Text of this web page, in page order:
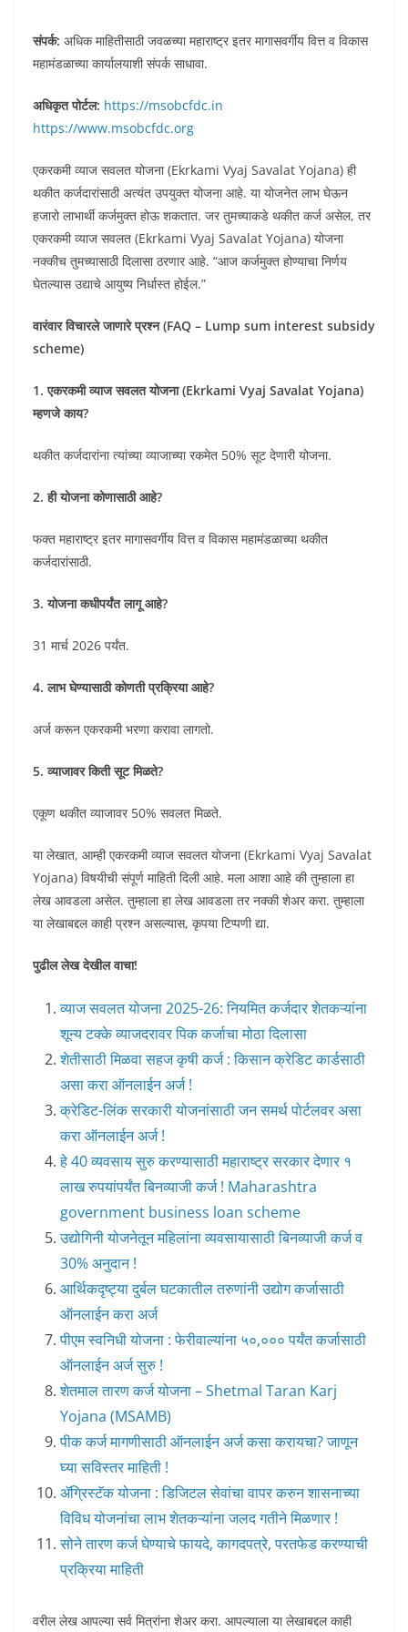
संपर्क: अधिक माहितीसाठी जवळच्या महाराष्ट्र इतर मागासवर्गीय वित्त व विकास
महामंडळाच्या कार्यालयाशी संपर्क साधावा.
अधिकृत पोर्टल: https://msobcfdc.in
https://www.msobcfdc.org
एकरकमी व्याज सवलत योजना (Ekrkami Vyaj Savalat Yojana) ही
थकीत कर्जदारांसाठी अत्यंत उपयुक्त योजना आहे. या योजनेत लाभ घेऊन
हजारो लाभार्थी कर्जमुक्त होऊ शकतात. जर तुमच्याकडे थकीत कर्ज असेल, तर
एकरकमी व्याज सवलत (Ekrkami Vyaj Savalat Yojana) योजना
नक्कीच तुमच्यासाठी दिलासा ठरणार आहे. “आज कर्जमुक्त होण्याचा निर्णय
घेतल्यास उद्याचे आयुष्य निर्धास्त होईल.”
वारंवार विचारले जाणारे प्रश्न (FAQ – Lump sum interest subsidy
scheme)
1. एकरकमी व्याज सवलत योजना (Ekrkami Vyaj Savalat Yojana)
म्हणजे काय?
थकीत कर्जदारांना त्यांच्या व्याजाच्या रकमेत 50% सूट देणारी योजना.
2. ही योजना कोणासाठी आहे?
फक्त महाराष्ट्र इतर मागासवर्गीय वित्त व विकास महामंडळाच्या थकीत
कर्जदारांसाठी.
3. योजना कधीपर्यंत लागू आहे?
31 मार्च 2026 पर्यंत.
4. लाभ घेण्यासाठी कोणती प्रक्रिया आहे?
अर्ज करून एकरकमी भरणा करावा लागतो.
5. व्याजावर किती सूट मिळते?
एकूण थकीत व्याजावर 50% सवलत मिळते.
या लेखात, आम्ही एकरकमी व्याज सवलत योजना (Ekrkami Vyaj Savalat
Yojana) विषयीची संपूर्ण माहिती दिली आहे. मला आशा आहे की तुम्हाला हा
लेख आवडला असेल. तुम्हाला हा लेख आवडला तर नक्की शेअर करा. तुम्हाला
या लेखाबद्दल काही प्रश्न असल्यास, कृपया टिप्पणी द्या.
पुढील लेख देखील वाचा!
व्याज सवलत योजना 2025-26: नियमित कर्जदार शेतकऱ्यांना
शून्य टक्के व्याजदरावर पिक कर्जाचा मोठा दिलासा
शेतीसाठी मिळवा सहज कृषी कर्ज : किसान क्रेडिट कार्डसाठी
असा करा ऑनलाईन अर्ज !
क्रेडिट-लिंक सरकारी योजनांसाठी जन समर्थ पोर्टलवर असा
करा ऑनलाईन अर्ज !
हे 40 व्यवसाय सुरु करण्यासाठी महाराष्ट्र सरकार देणार १
लाख रुपयांपर्यंत बिनव्याजी कर्ज ! Maharashtra
government business loan scheme
उद्योगिनी योजनेतून महिलांना व्यवसायासाठी बिनव्याजी कर्ज व
30% अनुदान !
आर्थिकदृष्ट्या दुर्बल घटकातील तरुणांनी उद्योग कर्जासाठी
ऑनलाईन करा अर्ज
पीएम स्वनिधी योजना : फेरीवाल्यांना ५०,००० पर्यंत कर्जासाठी
ऑनलाईन अर्ज सुरु !
शेतमाल तारण कर्ज योजना – Shetmal Taran Karj
Yojana (MSAMB)
पीक कर्ज मागणीसाठी ऑनलाईन अर्ज कसा करायचा? जाणून
घ्या सविस्तर माहिती !
ॲग्रिस्टॅक योजना : डिजिटल सेवांचा वापर करुन शासनाच्या
विविध योजनांचा लाभ शेतकऱ्यांना जलद गतीने मिळणार !
सोने तारण कर्ज घेण्याचे फायदे, कागदपत्रे, परतफेड करण्याची
प्रक्रिया माहिती
वरील लेख आपल्या सर्व मित्रांना शेअर करा. आपल्याला या लेखाबद्दल काही